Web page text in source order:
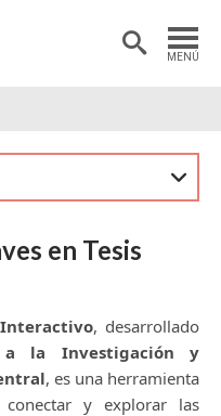
MENÚ
en Tesis
, desarrollado
a la Investigación y
, es una herramienta
conectar y explorar las